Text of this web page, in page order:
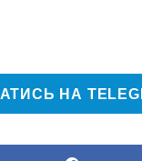
НА